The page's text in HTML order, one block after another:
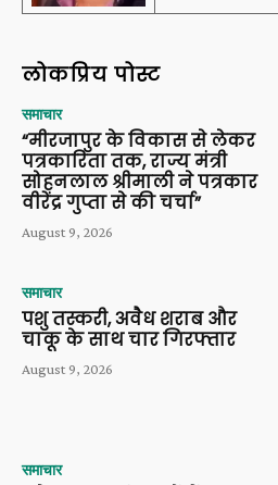
लोकप्रिय पोस्ट
समाचार
“मीरजापुर के विकास से लेकर
पत्रकारिता तक, राज्य मंत्री
सोहनलाल श्रीमाली ने पत्रकार
वीरेंद्र गुप्ता से की चर्चा”
August 9, 2026
समाचार
पशु तस्करी, अवैध शराब और
चाकू के साथ चार गिरफ्तार
August 9, 2026
समाचार